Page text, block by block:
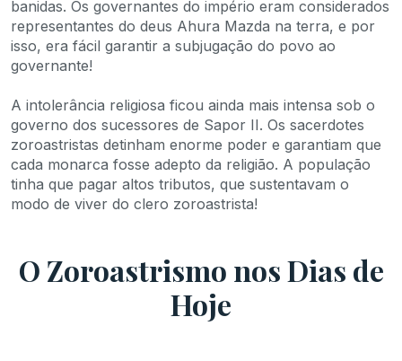
banidas. Os governantes do império eram considerados
representantes do deus Ahura Mazda na terra, e por
isso, era fácil garantir a subjugação do povo ao
governante!
A intolerância religiosa ficou ainda mais intensa sob o
governo dos sucessores de Sapor II. Os sacerdotes
zoroastristas detinham enorme poder e garantiam que
cada monarca fosse adepto da religião. A população
tinha que pagar altos tributos, que sustentavam o
modo de viver do clero zoroastrista!
O Zoroastrismo nos Dias de
Hoje